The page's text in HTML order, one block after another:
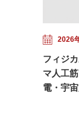
2026
フィジ
マ人工
電・宇